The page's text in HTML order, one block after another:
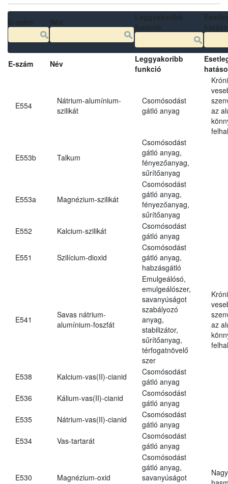
E-szám Név
Leggyakoribb
funkció
E554
Nátrium-alumínium-
szilikát
Csomósodást
gátló anyag
az
E553b Talkum
Csomósodást
gátló anyag,
fényezőanyag,
sűrítőanyag
E553a Magnézium-szilikát
Csomósodást
gátló anyag,
fényezőanyag,
sűrítőanyag
E552
Kalcium-szilikát
Csomósodást
gátló anyag
E551 Szilícium-dioxid
Csomósodást
gátló anyag,
habzásgátló
E541
Savas nátrium-
alumínium-foszfát
Emulgeálósó,
emulgeálószer,
savanyúságot
szabályozó
anyag,
stabilizátor,
sűrítőanyag,
térfogatnövelő
szer
az
E538 Kalcium-vas(II)-cianid
Csomósodást
gátló anyag
E536
Kálium-vas(II)-cianid
Csomósodást
gátló anyag
E535
Nátrium-vas(II)-cianid
Csomósodást
gátló anyag
E534
Vas-tartarát
Csomósodást
gátló anyag
E530 Magnézium-oxid
Csomósodást
gátló anyag,
savanyúságot